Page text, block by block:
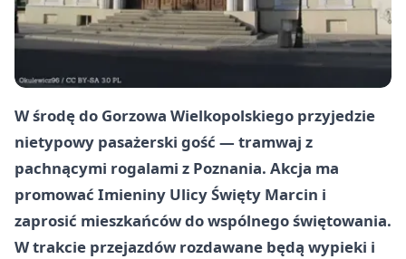
W środę do Gorzowa Wielkopolskiego przyjedzie
nietypowy pasażerski gość — tramwaj z
pachnącymi rogalami z Poznania. Akcja ma
promować Imieniny Ulicy Święty Marcin i
zaprosić mieszkańców do wspólnego świętowania.
W trakcie przejazdów rozdawane będą wypieki i